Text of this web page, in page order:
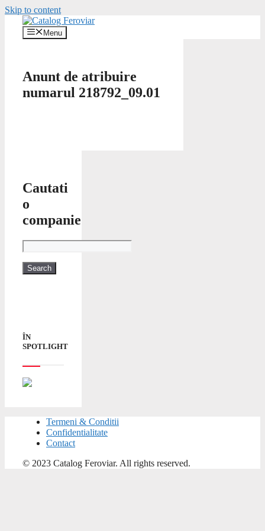
Skip to content
Menu
Anunt de atribuire
numarul 218792_09.01
Cautati
o
companie
ÎN
SPOTLIGHT
Termeni & Conditii
Confidentialitate
Contact
© 2023 Catalog Feroviar. All rights reserved.